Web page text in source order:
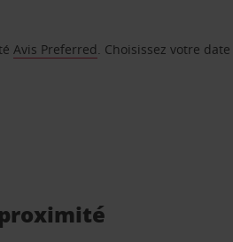
Avis Preferred. Choisissez votre